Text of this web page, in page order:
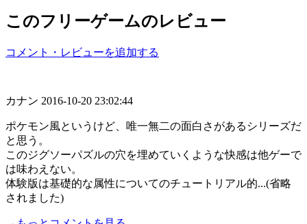
このフリーゲームのレビュー
コメント・レビューを追加する
カナン 2016-10-20 23:02:44
ポケモン風というけど、唯一無二の面白さがあるシリーズだ
と思う。
このジグソーパズルの穴を埋めていくような快感は他ゲーで
は味わえない。
体験版は基礎的な属性についてのチュートリアル的...(省略
されました)